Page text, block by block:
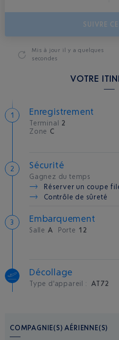
SUIVRE
Mis à jour il y a quelques
secondes
VOTRE
Enregistrement
Terminal 2
Zone C
Sécurité
Gagnez du temps
Réserver un coupe
Contrôle de sûreté
Embarquement
Salle A Porte 12
Décollage
Type d'appareil : AT72
COMPAGNIE(S) AÉRIENNE(S)